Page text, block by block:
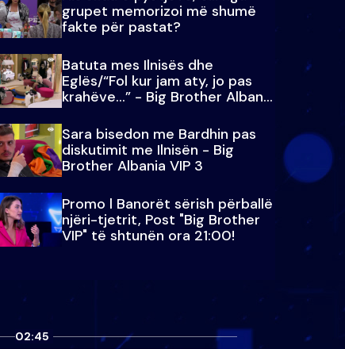
grupet memorizoi më shumë
fakte për pastat?
Batuta mes Ilnisës dhe
Eglës/“Fol kur jam aty, jo pas
krahëve…” - Big Brother Albania
VIP 3
Sara bisedon me Bardhin pas
diskutimit me Ilnisën - Big
Brother Albania VIP 3
Promo l Banorët sërish përballë
njëri-tjetrit, Post "Big Brother
VIP" të shtunën ora 21:00!
02:45